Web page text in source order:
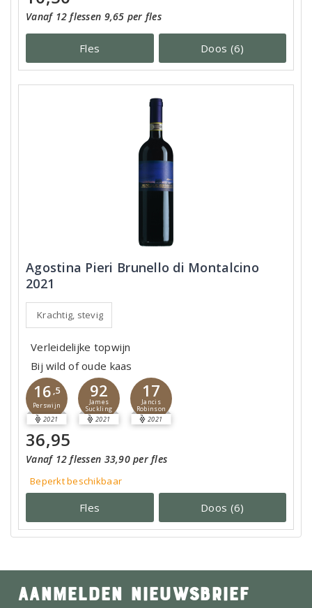
Vanaf 12 flessen 9,65 per fles
Fles Doos (6)
Agostina Pieri Brunello di Montalcino
2021
Krachtig, stevig
Verleidelijke topwijn
Bij wild of oude kaas
16 ,5
Perswijn
2021
92
James
Suckling
2021
17
Jancis
Robinson
2021
36,95
Vanaf 12 flessen 33,90 per fles
Beperkt beschikbaar
Fles Doos (6)
AANMELDEN NIEUWSBRIEF